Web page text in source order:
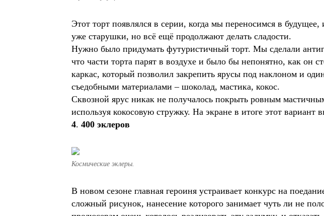
Этот торт появлялся в серии, когда мы переносимся в
уже старушки, но всё ещё продолжают делать сладости.
Нужно было придумать футуристичный торт. Мы сделали
что части торта парят в воздухе и было бы непонятно, как он
каркас, который позволил закрепить ярусы под наклоном и
съедобными материалами – шоколад, мастика, кокос.
Сквозной ярус никак не получалось покрыть ровным
используя кокосовую стружку. На экране в итоге этот
4. 400 эклеров
Космические эклеры.
В новом сезоне главная героиня устраивает конкурс на
сложный рисунок, нанесение которого занимает чуть ли не